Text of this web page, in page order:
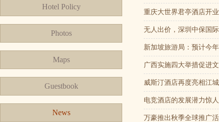
Hotel Policy
Photos
Maps
Guestbook
News
重庆大世界君亭酒店开业
无人出价，深圳中保国
新加坡旅游局：预计今
广西实施四大举措促进
威斯汀酒店再度亮相江
电竞酒店的发展潜力惊人
万豪推出秋季全球推广